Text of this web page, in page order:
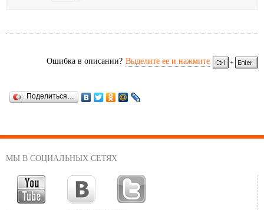
Ошибка в описании? Выделите ее и нажмите
Поделиться…
МЫ В СОЦИАЛЬНЫХ СЕТЯХ